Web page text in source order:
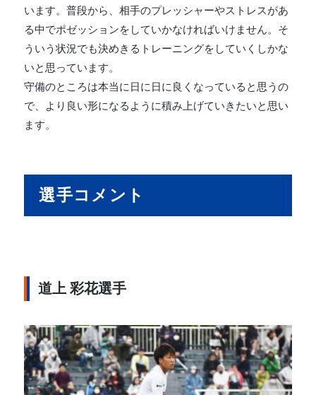
います。普段から、相手のプレッシャーやストレスがあ
る中でポゼッションをしていかなければいけません。そ
ういう状況でも決めきるトレーニングをしていくしかな
いと思っています。
守備のところは本当に日に日に良くなっていると思うの
で、より良い形になるように積み上げていきたいと思い
ます。
選手コメント
道上 彩花選手